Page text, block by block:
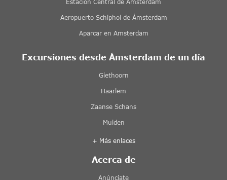
Estación Central de Ámsterdam
Aeropuerto Schiphol de Ámsterdam
Aparcar en Amsterdam
Excursiones desde Ámsterdam de un día
Giethoorn
Haarlem
Zaanse Schans
Muiden
+ Más enlaces
Acerca de
Anúnciate